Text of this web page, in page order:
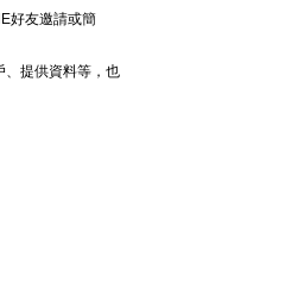
好友邀請或簡
、提供資料等，也